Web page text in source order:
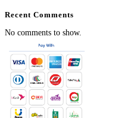
Recent Comments
No comments to show.